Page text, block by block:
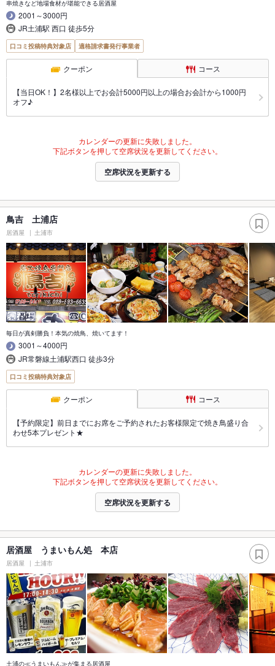
串焼きなど地場食材が堪能できる居酒屋
2001～3000円
JR土浦駅 西口 徒歩5分
口コミ投稿特典対象店 適格請求書発行事業者
クーポン コース
【当日OK！】2名様以上でお会計5000円以上の場合お会計から1000円
オフ♪
カレンダーの更新に失敗しました。
下記ボタンを押して空席状況を更新してください。
空席状況を更新する
鳥吉 土浦店
居酒屋 土浦市
毎日が真剣勝負！本気の焼鳥、焼いてます！
3001～4000円
JR常磐線土浦駅西口 徒歩3分
口コミ投稿特典対象店
クーポン コース
【予約限定】前日までにお席をご予約されたお客様限定で焼き鳥盛り合
わせ5本プレゼント★
カレンダーの更新に失敗しました。
下記ボタンを押して空席状況を更新してください。
空席状況を更新する
居酒屋 うまいもん処 本店
居酒屋 土浦市
土浦の≪うまいもん≫が集まる居酒屋